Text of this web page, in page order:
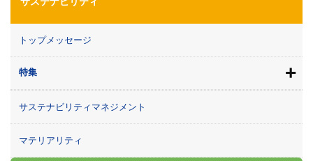
トップメッセージ
特集 +
サステナビリティマネジメント
マテリアリティ